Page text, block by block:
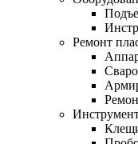
Ремонт